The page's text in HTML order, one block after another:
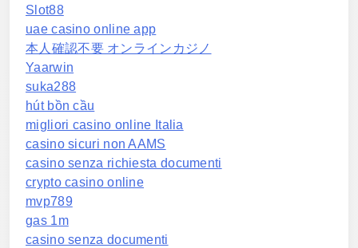
Slot88
uae casino online app
本人確認不要 オンラインカジノ
Yaarwin
suka288
hút bồn cầu
migliori casino online Italia
casino sicuri non AAMS
casino senza richiesta documenti
crypto casino online
mvp789
gas 1m
casino senza documenti